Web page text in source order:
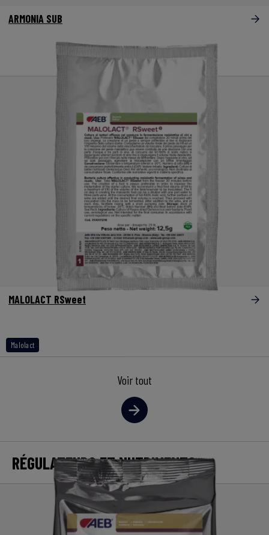
ARMONIA SUB
Malolact
MALOLACT RSweet
Voir tout
RÉGULATEURS ET NUTRIMENTS